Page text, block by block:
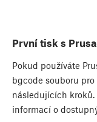
První tisk s
Pokud používáte
bgcode souboru
následujících
informací o